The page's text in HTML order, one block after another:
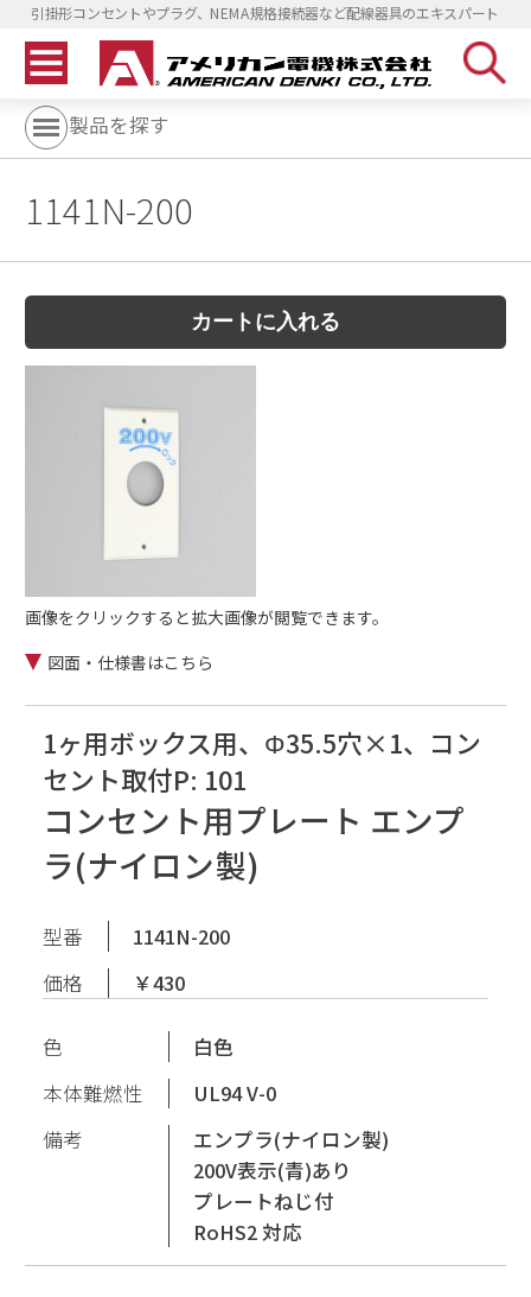
引掛形コンセントやプラグ、NEMA規格接続器など配線器具のエキスパート
製品を探す
1141N-200
画像をクリックすると拡大画像が閲覧できます。
図面・仕様書はこちら
1ヶ用ボックス用、Φ35.5穴×1、コン
セント取付P: 101
コンセント用プレート エンプ
ラ(ナイロン製)
型番
1141N-200
価格
￥430
色
白色
本体難燃性
UL94 V-0
備考
エンプラ(ナイロン製)
200V表示(青)あり
プレートねじ付
RoHS2 対応